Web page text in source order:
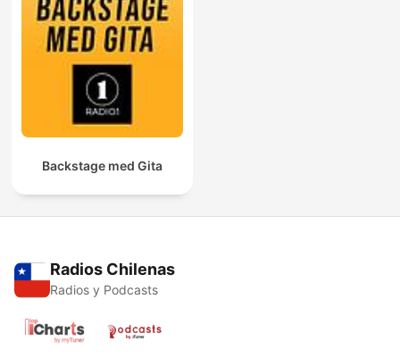
Backstage med Gita
Radios Chilenas
Radios y Podcasts